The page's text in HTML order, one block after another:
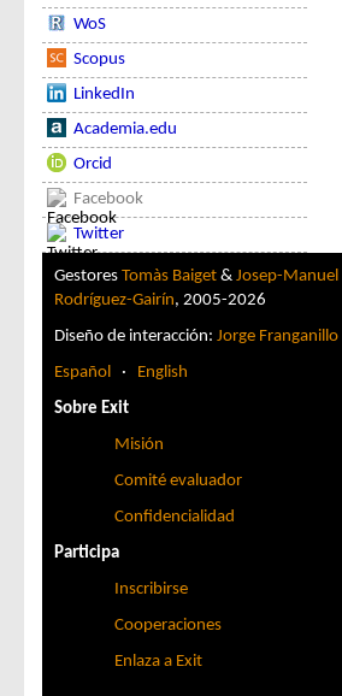
WoS
Scopus
LinkedIn
Academia.edu
Orcid
Facebook
Twitter
Gestores Tomàs Baiget & Josep-Manuel
Rodríguez-Gairín, 2005-2026
Diseño de interacción: Jorge Franganillo
Español · English
Sobre Exit
Misión
Comité evaluador
Confidencialidad
Participa
Inscribirse
Cooperaciones
Enlaza a Exit